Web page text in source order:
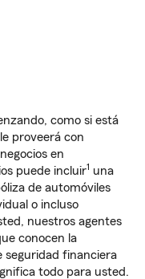
como si está
proveerá con
en
puede incluir1 una
de automóviles
o incluso
nuestros agentes
conocen la
seguridad financiera
todo para usted.